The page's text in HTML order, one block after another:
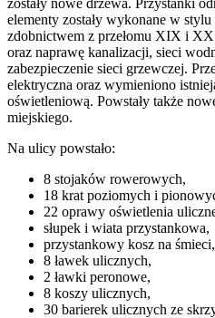
elementy zostały wykonane w
zdobnictwem z przełomu XIX i
oraz naprawę kanalizacji, sieci
zabezpieczenie sieci grzewczej.
elektryczna oraz wymieniono
oświetleniową. Powstały także
miejskiego.
Na ulicy powstało:
8 stojaków rowerowych,
18 krat poziomych i
22 oprawy oświetlenia
słupek i wiata przystankowa,
przystankowy kosz na śmieci,
8 ławek ulicznych,
2 ławki peronowe,
8 koszy ulicznych,
30 barierek ulicznych ze